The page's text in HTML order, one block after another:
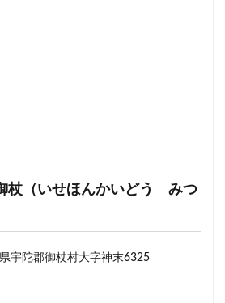
杖（いせほんかいどう みつ
宇陀郡御杖村大字神末6325